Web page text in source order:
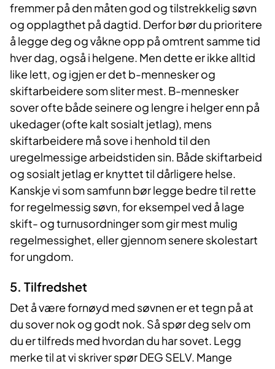
fremmer på den måten god og tilstrekkelig søvn
og opplagthet på dagtid. Derfor bør du prioritere
å legge deg og våkne opp på omtrent samme tid
hver dag, også i helgene. Men dette er ikke alltid
like lett, og igjen er det b-mennesker og
skiftarbeidere som sliter mest. B-mennesker
sover ofte både seinere og lengre i helger enn på
ukedager (ofte kalt sosialt jetlag), mens
skiftarbeidere må sove i henhold til den
uregelmessige arbeidstiden sin. Både skiftarbeid
og sosialt jetlag er knyttet til dårligere helse.
Kanskje vi som samfunn bør legge bedre til rette
for regelmessig søvn, for eksempel ved å lage
skift- og turnusordninger som gir mest mulig
regelmessighet, eller gjennom senere skolestart
for ungdom.
5. Tilfredshet
Det å være fornøyd med søvnen er et tegn på at
du sover nok og godt nok. Så spør deg selv om
du er tilfreds med hvordan du har sovet. Legg
merke til at vi skriver spør DEG SELV. Mange